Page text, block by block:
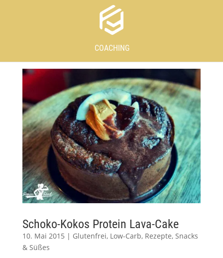
COACHING
Schoko-Kokos Protein Lava-Cake
10. Mai 2015 | Glutenfrei, Low-Carb, Rezepte, Snacks
& Süßes